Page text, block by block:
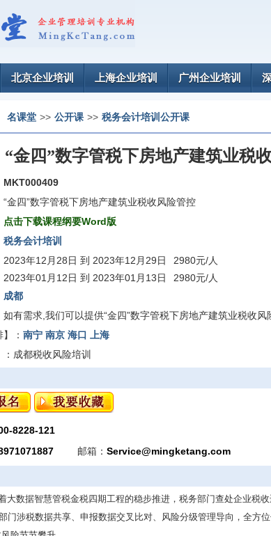
北京企业培训 上海企业培训 广州企业培训
名课堂 >> 公开课 >> 税务会计培训公开课
“金四”数字管税下房地产建筑业税
MKT000409
“金四”数字管税下房地产建筑业税收风险管控
点击下载课程纲要Word版
税务会计培训
2023年12月28日 到 2023年12月29日
2980元/人
2023年01月12日 到 2023年01月13日
2980元/人
成都
如有需求,我们可以提供“金四”数字管税下房地产建筑业税收风
： 南宁 南京 海口
上海
成都税收风险培训
8228-121
邮箱： Service@mingketang.com
大数据智慧管税金税四期工程的稳步推进，税务部门查处企业税
门涉税数据共享、申报数据交叉比对、风险分级管理导向，全方